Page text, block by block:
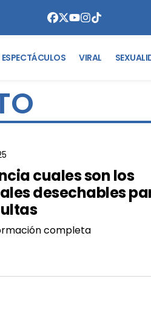
ESPECTÁCULOS VIRAL
cuales son los
desechables
completa